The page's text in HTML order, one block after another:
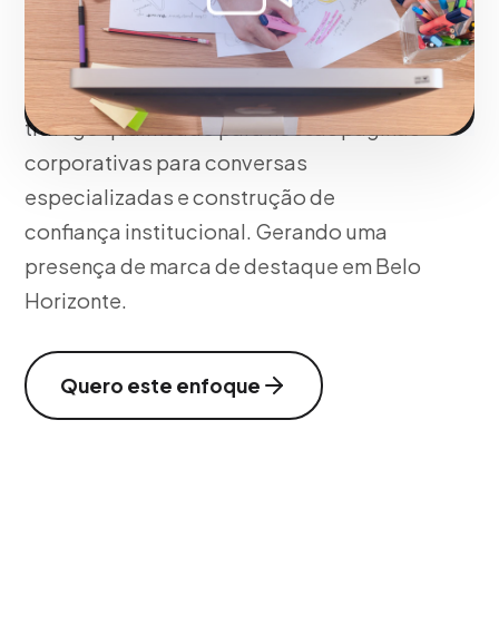
B2B. Posicionamos demonstrações de
produtos e documentários de marcas
com ações direcionadas, redirecionando
tráfego qualificado para nossas páginas
corporativas para conversas
especializadas e construção de
confiança institucional. Gerando uma
presença de marca de destaque em Belo
Horizonte.
Quero este enfoque